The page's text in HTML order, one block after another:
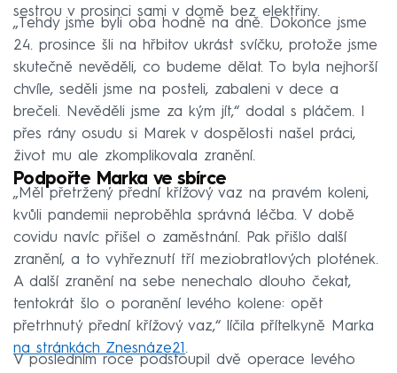
sestrou v prosinci sami v domě bez elektřiny.
„Tehdy jsme byli oba hodně na dně. Dokonce jsme
24. prosince šli na hřbitov ukrást svíčku, protože jsme
skutečně nevěděli, co budeme dělat. To byla nejhorší
chvíle, seděli jsme na posteli, zabaleni v dece a
brečeli. Nevěděli jsme za kým jít,“ dodal s pláčem. I
přes rány osudu si Marek v dospělosti našel práci,
život mu ale zkomplikovala zranění.
Podpořte Marka ve sbírce
„Měl přetržený přední křížový vaz na pravém koleni,
kvůli pandemii neproběhla správná léčba. V době
covidu navíc přišel o zaměstnání. Pak přišlo další
zranění, a to vyhřeznutí tří meziobratlových plotének.
A další zranění na sebe nenechalo dlouho čekat,
tentokrát šlo o poranění levého kolene: opět
přetrhnutý přední křížový vaz,“ líčila přítelkyně Marka
na stránkách Znesnáze21.
V posledním roce podstoupil dvě operace levého